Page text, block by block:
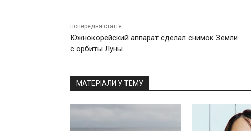
попередня стаття
Южнокорейский аппарат сделал снимок Земли
с орбиты Луны
МАТЕРІАЛИ У ТЕМУ